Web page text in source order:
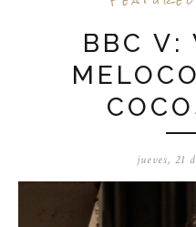
BBC V:
jueves, 21